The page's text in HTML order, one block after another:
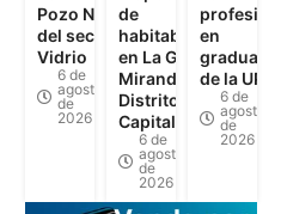
Pozo N°3
del sector El
Vidrio
6 de
agosto
de
2026
de
habitabilidad
en La Guaira,
Miranda y
Distrito
Capital
6 de
agosto
de
2026
en
de la
6 de
agosto
de
2026